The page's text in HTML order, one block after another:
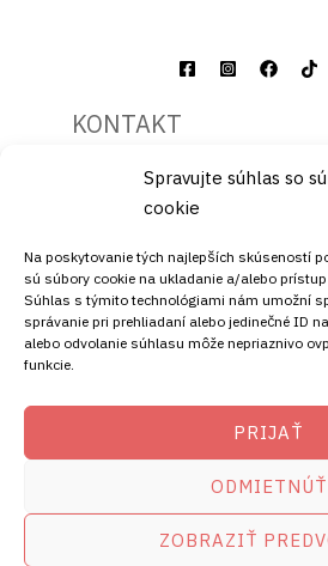
Spravujte súhlas so
cookie
Na poskytovanie tých najlepších skúseností
sú súbory cookie na ukladanie a/alebo
Súhlas s týmito technológiami nám umožní
správanie pri prehliadaní alebo jedinečné ID
alebo odvolanie súhlasu môže nepriaznivo
funkcie.
PRIJAŤ
ODMIETNÚŤ
ZOBRAZIŤ
KONTAKT
+421911072878
+421908072878
ADRESA
Štiavnička 211/49
Copyright © 2026